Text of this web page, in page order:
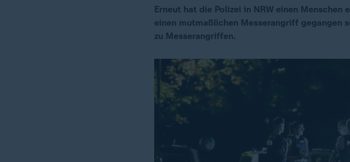
Erneut hat die Polizei in NRW einen Menschen
einen mutmaßlichen Messerangriff gegangen
zu Messerangriffen.